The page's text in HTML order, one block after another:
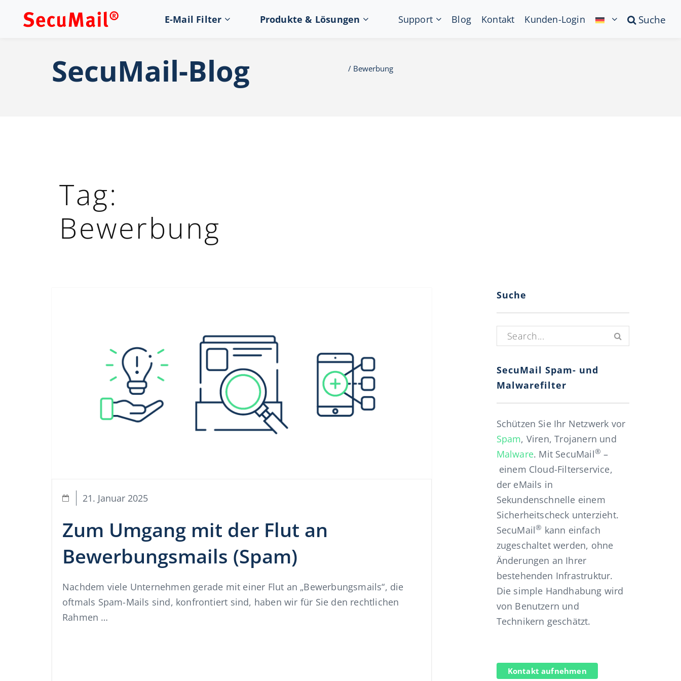
E-Mail Filter Produkte & Lösungen Support Blog Kontakt Kunden-Login Suche
SecuMail-Blog Bewerbung
Tag:
Bewerbung
21. Januar 2025
Zum Umgang mit der Flut an
Bewerbungsmails (Spam)
Nachdem viele Unternehmen gerade mit einer Flut an „Bewerbungsmails“, die
oftmals Spam-Mails sind, konfrontiert sind, haben wir für Sie den rechtlichen
Rahmen …
Suche
Suchen nach:
SecuMail Spam- und
Malwarefilter
Schützen Sie Ihr Netzwerk vor
Spam, Viren, Trojanern und
Malware. Mit SecuMail® –
einem Cloud-Filterservice,
der eMails in
Sekundenschnelle einem
Sicherheitscheck unterzieht.
SecuMail® kann einfach
zugeschaltet werden, ohne
Änderungen an Ihrer
bestehenden Infrastruktur.
Die simple Handhabung wird
von Benutzern und
Technikern geschätzt.
Kontakt aufnehmen